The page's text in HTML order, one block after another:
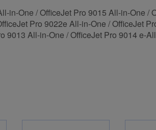
One / OfficeJet Pro 9015 All-in-One /
Pro 9022e All-in-One / OfficeJet
All-in-One / OfficeJet Pro 9014 e-